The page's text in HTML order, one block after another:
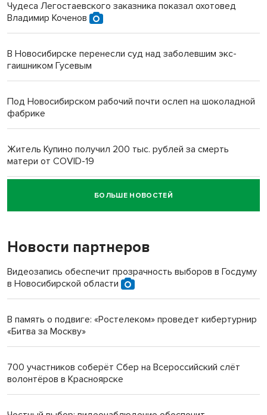
Чудеса Легостаевского заказника показал охотовед
Владимир Коченов
В Новосибирске перенесли суд над заболевшим экс-
гаишником Гусевым
Под Новосибирском рабочий почти ослеп на шоколадной
фабрике
Житель Купино получил 200 тыс. рублей за смерть
матери от COVID-19
Новосибирский суд наказал водителя за смерть
пенсионерки на вокзале
«Мы живём на пастбище!»: в новосибирском селе лошади
терроризируют жителей
Инвалид получил условный срок за избиение врачей
БОЛЬШЕ НОВОСТЕЙ
Новости партнеров
Видеозапись обеспечит прозрачность выборов в Госдуму
в Новосибирской области
В память о подвиге: «Ростелеком» проведет кибертурнир
«Битва за Москву»
700 участников соберёт Сбер на Всероссийский слёт
волонтёров в Красноярске